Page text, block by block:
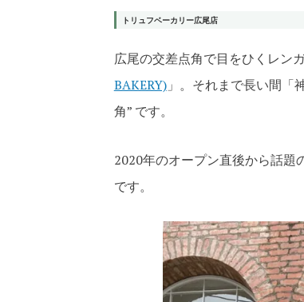
トリュフベーカリー広尾店
広尾の交差点角で目をひくレン
BAKERY)」。それまで長い間「
角” です。
2020年のオープン直後から話題
です。